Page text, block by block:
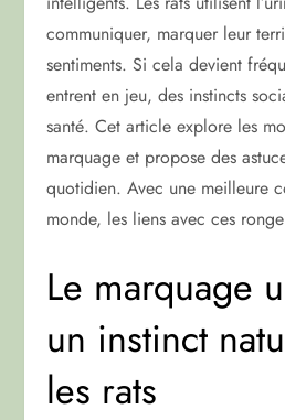
communiquer, marquer leur
sentiments. Si cela devient
entrent en jeu, des instincts
santé. Cet article explore les
marquage et propose des
quotidien. Avec une meilleure
monde, les liens avec ces
Le marquage
un instinct
les rats